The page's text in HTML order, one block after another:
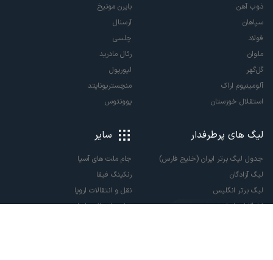
ذوب آهن
سپاهان
فولاد
ملوان
گل‌گهر
آلومینیوم اراک
استقلال خوزستان
بایرن مونیخ
آرسنال
چلسی
رئال مادرید
لیورپول
منچستریونایتد
یوونتوس
لیگ های پرطرفدار
جدول لیگ برتر ایران (خلیج فارس)
لیگ آزادگان
لیگ برتر انگلیس
لالیگا اسپانیا
سایر
جام ملت های آسیا
رنکینگ فیفا
نقل و انتقالات اروپا
نقل و انتقالات ایران